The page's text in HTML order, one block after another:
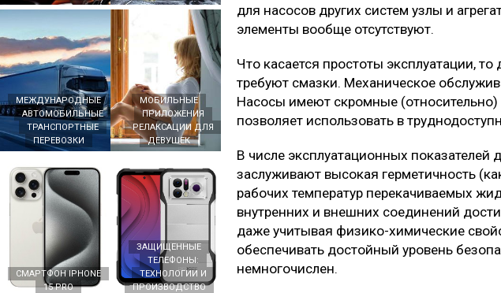
МЕЖДУНАРОДНЫЕ
АВТОМОБИЛЬНЫЕ
ТРАНСПОРТНЫЕ
ПЕРЕВОЗКИ
МОБИЛЬНЫЕ
ПРИЛОЖЕНИЯ
РЕЛАКСАЦИИ ДЛЯ
ДЕВУШЕК
СМАРТФОН IPHONE
15 PRO
ЗАЩИЩЕННЫЕ
ТЕЛЕФОНЫ:
ТЕХНОЛОГИИ И
ПРОИЗВОДСТВО
для насосов других систем узлы и
элементы вообще отсутствуют.
Что касается простоты эксплуатации,
требуют смазки. Механическое
Насосы имеют скромные
позволяет использовать в
В числе эксплуатационных
заслуживают высокая герметичность
рабочих температур перекачиваемых
внутренних и внешних соединений
даже учитывая физико-химические
обеспечивать достойный уровень
немногочислен.